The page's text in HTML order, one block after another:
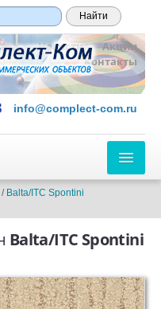
Новости
Акции
Контакты
info@complect-com.ru
Balta/ITC Spontini
Balta/ITC Spontini